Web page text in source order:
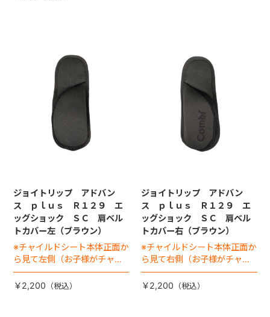
ジョイトリップ アドバン
ス ｐｌｕｓ Ｒ１２９ エ
ッグショック ＳＣ 肩ベル
トカバー左（ブラウン）
※チャイルドシート本体正面か
ら見て左側（お子様がチャイ
ルドシートに座った状態で右
手側となります）
￥2,200
ジョイトリップ アドバン
ス ｐｌｕｓ Ｒ１２９ エ
ッグショック ＳＣ 肩ベル
トカバー右（ブラウン）
※チャイルドシート本体正面か
ら見て右側（お子様がチャイ
ルドシートに座った状態で左
手側となります）
￥2,200